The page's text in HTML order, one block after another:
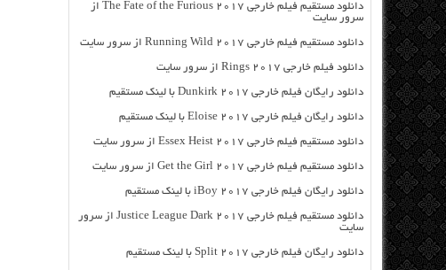
دانلود مستقیم فیلم خارجی The Fate of the Furious 2017 از
سرور سایت
دانلود مستقیم فیلم خارجی Running Wild 2017 از سرور سایت
دانلود فیلم خارجی Rings 2017 از سرور سایت
دانلود رایگان فیلم خارجی Dunkirk 2017 با لینک مستقیم
دانلود رایگان فیلم خارجی Eloise 2017 با لینک مستقیم
دانلود مستقیم فیلم خارجی Essex Heist 2017 از سرور سایت
دانلود مستقیم فیلم خارجی Get the Girl 2017 از سرور سایت
دانلود رایگان فیلم خارجی iBoy 2017 با لینک مستقیم
دانلود مستقیم فیلم خارجی Justice League Dark 2017 از سرور
سایت
دانلود رایگان فیلم خارجی Split 2017 با لینک مستقیم